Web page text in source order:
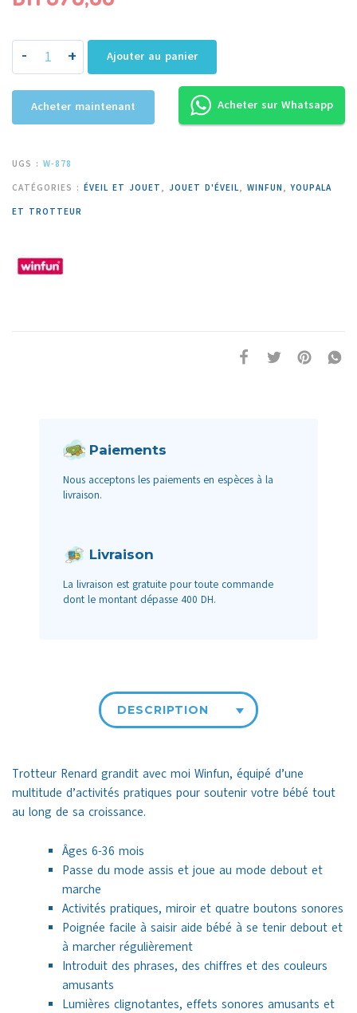
- + Ajouter au panier
Acheter maintenant Acheter sur Whatsapp
UGS : W-878
CATÉGORIES : ÉVEIL ET JOUET , JOUET D'ÉVEIL, WINFUN ,YOUPALA
ET TROTTEUR
Paiements
Nous acceptons les paiements en espèces à la
livraison.
Livraison
La livraison est gratuite pour toute commande
dont le montant dépasse 400 DH.
DESCRIPTION
Trotteur Renard grandit avec moi Winfun, équipé d’une
multitude d’activités pratiques pour soutenir votre bébé tout
au long de sa croissance.
Âges 6-36 mois
Passe du mode assis et joue au mode debout et
marche
Activités pratiques, miroir et quatre boutons sonores
Poignée facile à saisir aide bébé à se tenir debout et
à marcher régulièrement
Introduit des phrases, des chiffres et des couleurs
amusants
Lumières clignotantes, effets sonores amusants et